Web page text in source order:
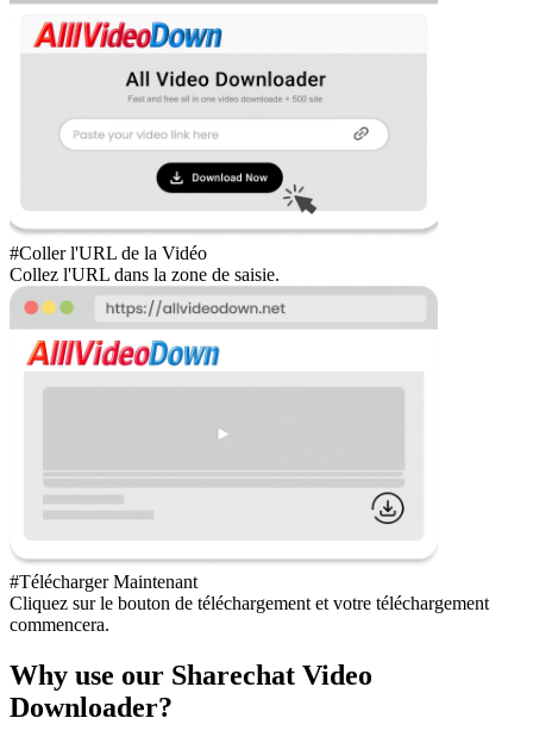
#Coller l'URL de la Vidéo
Collez l'URL dans la zone de saisie.
#Télécharger Maintenant
Cliquez sur le bouton de téléchargement et votre téléchargement
commencera.
Why use our Sharechat Video
Downloader?